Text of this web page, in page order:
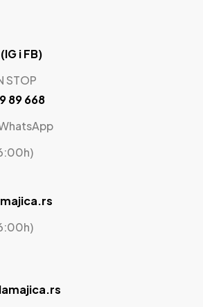
i FB)
STOP
89 668